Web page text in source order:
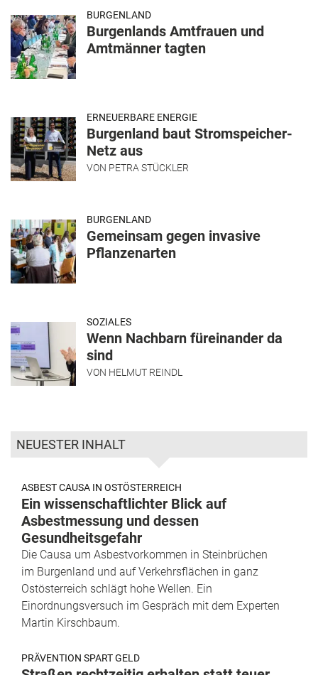
BURGENLAND
Burgenlands Amtfrauen und
Amtmänner tagten
ERNEUERBARE ENERGIE
Burgenland baut Stromspeicher-
Netz aus
VON PETRA STÜCKLER
BURGENLAND
Gemeinsam gegen invasive
Pflanzenarten
SOZIALES
Wenn Nachbarn füreinander da
sind
VON HELMUT REINDL
NEUESTER INHALT
ASBEST CAUSA IN OSTÖSTERREICH
Ein wissenschaftlichter Blick auf
Asbestmessung und dessen
Gesundheitsgefahr
Die Causa um Asbestvorkommen in Steinbrüchen
im Burgenland und auf Verkehrsflächen in ganz
Ostösterreich schlägt hohe Wellen. Ein
Einordnungsversuch im Gespräch mit dem Experten
Martin Kirschbaum.
PRÄVENTION SPART GELD